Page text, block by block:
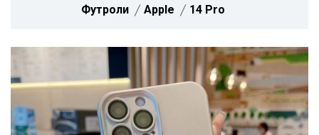
Футроли
Apple 14 Pro